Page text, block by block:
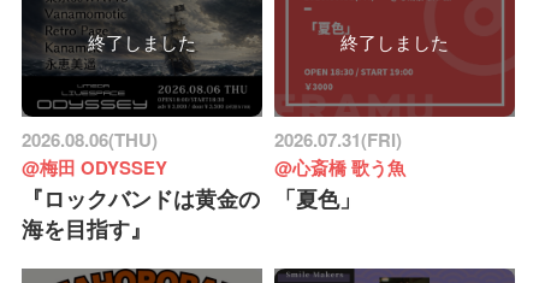
終了しました
2026.08.06(THU)
@梅田 ODYSSEY
『ロックバンドは黄金の
海を目指す』
終了しました
2026.07.31(FRI)
@心斎橋 歌う魚
「夏色」